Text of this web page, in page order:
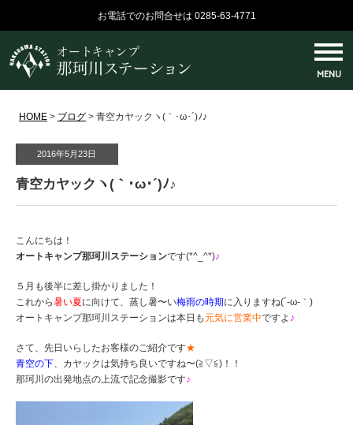
お電話でのお問合せは 0285-63-4771
MENU
HOME > ブログ > 青空カヤックヽ(｀･ω･´)ﾉ♪
2016年5月23日
青空カヤックヽ(｀･ω･´)ﾉ♪
こんにちは！
オートキャンプ那珂川ステーションです(*^_^*)♪
５月も後半に差し掛かりました！
これから暑い夏に向けて、蒸し暑〜い梅雨の時期に入りますね(´-ω-｀)
オートキャンプ那珂川ステーションは本日も元気に営業中ですよ ♪
さて、先日いらしたお客様のご紹介です★
青空の下、カヤックは気持ち良いですね〜(≧▽≦)！！
那珂川の出発地点の上流で記念撮影です♪